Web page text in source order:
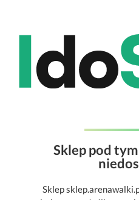
Sklep pod
Sklep